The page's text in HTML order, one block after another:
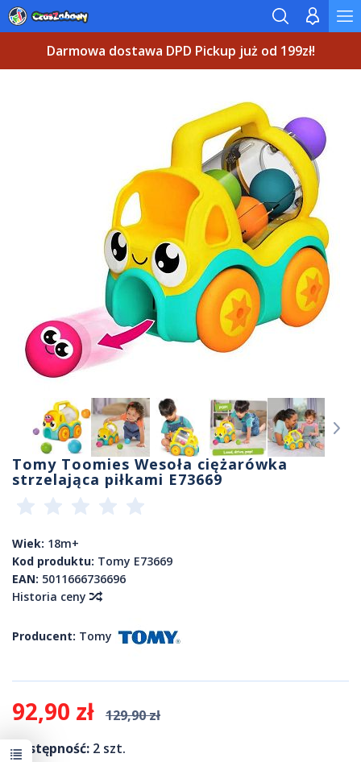
Darmowa dostawa DPD Pickup już od 199zł!
Tomy Toomies Wesoła ciężarówka
strzelająca piłkami E73669
Wiek: 18m+
Kod produktu: Tomy E73669
EAN: 5011666736696
Historia ceny
Producent: Tomy
92,90 zł
129,90 zł
Dostępność: 2 szt.